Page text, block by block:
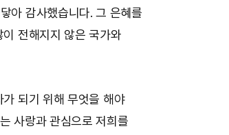
아 감사했습니다. 그 은혜를
전해지지 않은 국가와
되기 위해 무엇을 해야
사랑과 관심으로 저희를